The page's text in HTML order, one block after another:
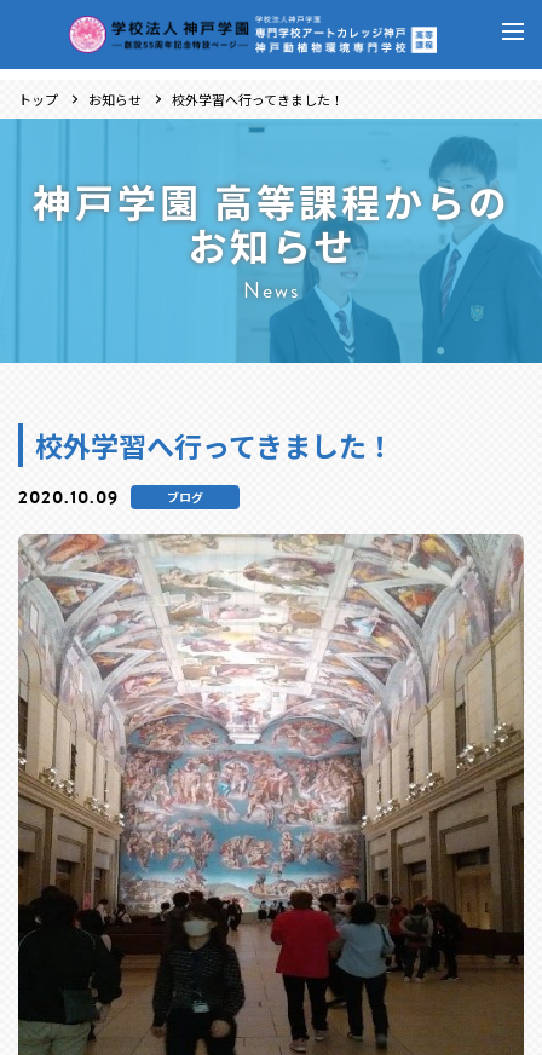
トップ お知らせ 校外学習へ行ってきました！
神戸学園 高等課程からの
お知らせ
News
校外学習へ行ってきました！
2020.10.09 ブログ